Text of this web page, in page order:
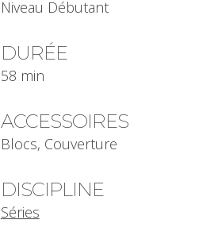
Niveau Débutant
DURÉE
58 min
ACCESSOIRES
Blocs, Couverture
DISCIPLINE
Séries